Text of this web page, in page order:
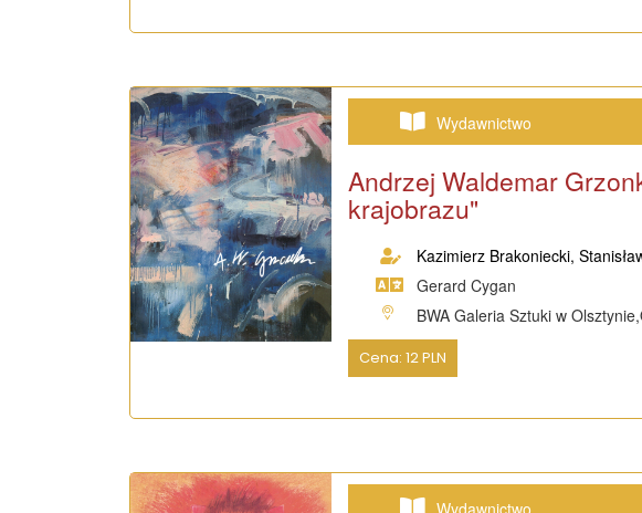
Wydawnictwo
Andrzej Waldemar
krajobrazu"
Kazimierz Brakoniecki,
Gerard Cygan
BWA Galeria Sztuki w
Cena: 12 PLN
Wydawnictwo